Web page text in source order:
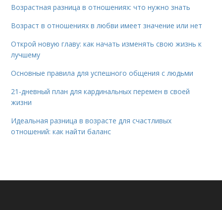
Возрастная разница в отношениях: что нужно знать
Возраст в отношениях в любви имеет значение или нет
Открой новую главу: как начать изменять свою жизнь к
лучшему
Основные правила для успешного общения с людьми
21-дневный план для кардинальных перемен в своей
жизни
Идеальная разница в возрасте для счастливых
отношений: как найти баланс